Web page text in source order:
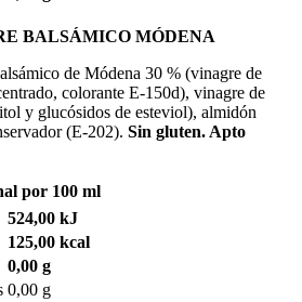
BALSÁMICO MÓDENA
de Módena 30 % (vinagre de
colorante E-150d), vinagre de
y glucósidos de esteviol), almidón
(E-202). Sin gluten. Apto
por 100 ml
524,00 kJ
125,00 kcal
0,00 g
0,00 g